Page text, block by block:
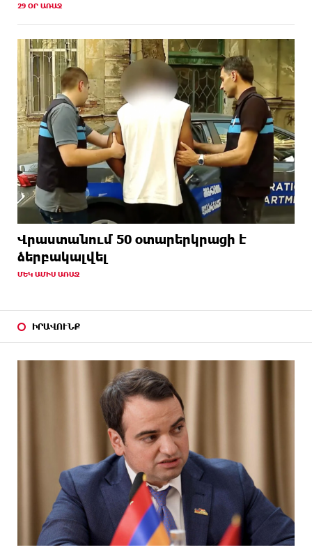
29 ՕՐ ԱՌԱՋ
Վրաստանում 50 օտարերկրացի է
ձերբակալվել
ՄԵԿ ԱՄԻՍ ԱՌԱՋ
ԻՐԱՎՈՒՆՔ